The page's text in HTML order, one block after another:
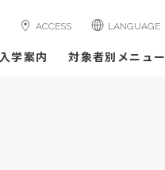
ACCESS LANGUAGE
入学案内 対象者別メニュー